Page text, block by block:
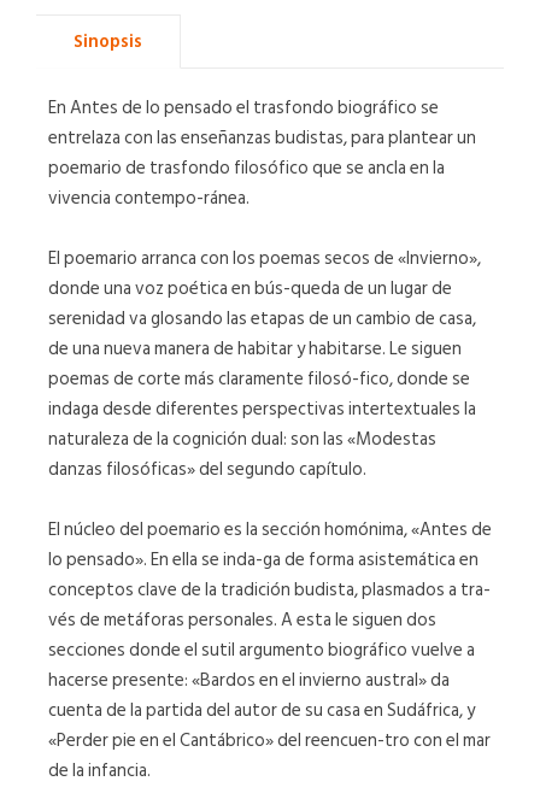
Sinopsis
En Antes de lo pensado el trasfondo biográfico se
entrelaza con las enseñanzas budistas, para plantear un
poemario de trasfondo filosófico que se ancla en la
vivencia contempo-ránea.
El poemario arranca con los poemas secos de «Invierno»,
donde una voz poética en bús-queda de un lugar de
serenidad va glosando las etapas de un cambio de casa,
de una nueva manera de habitar y habitarse. Le siguen
poemas de corte más claramente filosó-fico, donde se
indaga desde diferentes perspectivas intertextuales la
naturaleza de la cognición dual: son las «Modestas
danzas filosóficas» del segundo capítulo.
El núcleo del poemario es la sección homónima, «Antes de
lo pensado». En ella se inda-ga de forma asistemática en
conceptos clave de la tradición budista, plasmados a tra-
vés de metáforas personales. A esta le siguen dos
secciones donde el sutil argumento biográfico vuelve a
hacerse presente: «Bardos en el invierno austral» da
cuenta de la partida del autor de su casa en Sudáfrica, y
«Perder pie en el Cantábrico» del reencuen-tro con el mar
de la infancia.